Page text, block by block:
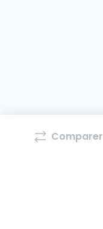
Comparer